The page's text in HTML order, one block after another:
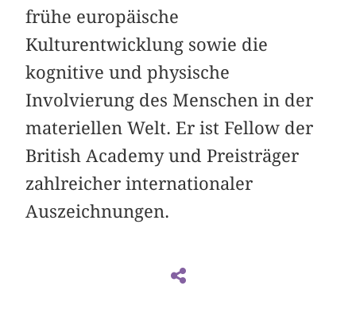
frühe europäische
Kulturentwicklung sowie die
kognitive und physische
Involvierung des Menschen in der
materiellen Welt. Er ist Fellow der
British Academy und Preisträger
zahlreicher internationaler
Auszeichnungen.